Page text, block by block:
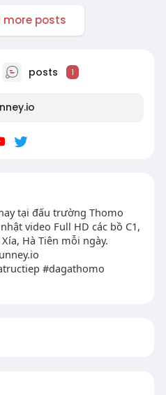
more posts
posts 1
tại đấu trường Thomo
video Full HD các bồ C1,
Xía, Hà Tiên mỗi ngày.
#dagathomo